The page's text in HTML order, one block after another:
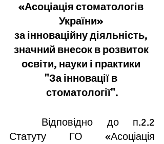
«Асоціація стоматологів
України»
за інноваційну діяльність,
значний внесок в розвиток
освіти, науки і практики
"За інновації в
стоматології".
Відповідно до п.2.2
Статуту ГО «Асоціація